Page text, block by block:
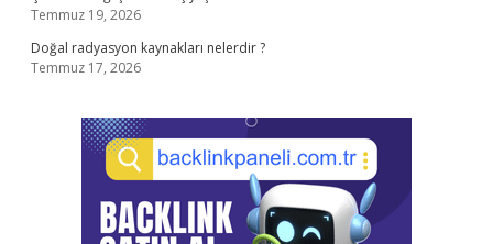
Temmuz 19, 2026
Doğal radyasyon kaynakları nelerdir ?
Temmuz 17, 2026